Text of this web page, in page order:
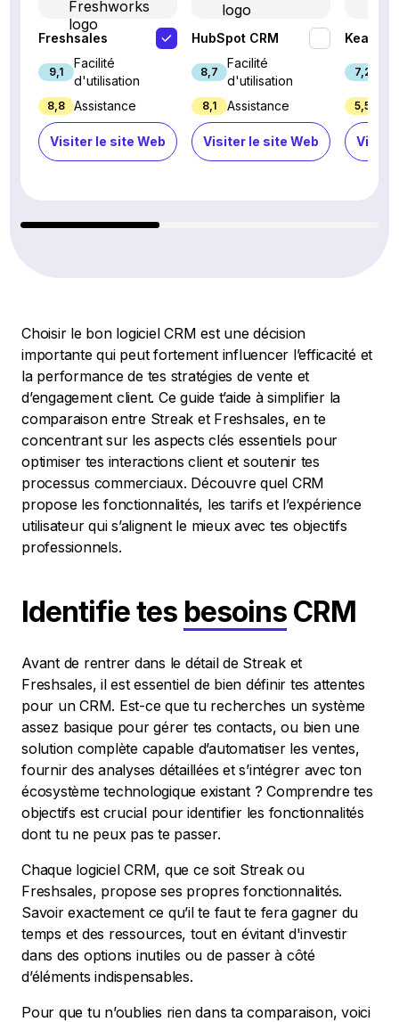
Freshsales
9,1
Facilité
d'utilisation
8,8 Assistance
Visiter le site Web
HubSpot CRM
8,7
Facilité
d'utilisation
8,1 Assistance
Visiter le site Web
Keap
7,2
5,5
Choisir le bon logiciel CRM est une décision
importante qui peut fortement influencer l’efficacité et
la performance de tes stratégies de vente et
d’engagement client. Ce guide t’aide à simplifier la
comparaison entre Streak et Freshsales, en te
concentrant sur les aspects clés essentiels pour
optimiser tes interactions client et soutenir tes
processus commerciaux. Découvre quel CRM
propose les fonctionnalités, les tarifs et l’expérience
utilisateur qui s’alignent le mieux avec tes objectifs
professionnels.
Identifie tes besoins CRM
Avant de rentrer dans le détail de Streak et
Freshsales, il est essentiel de bien définir tes attentes
pour un CRM. Est-ce que tu recherches un système
assez basique pour gérer tes contacts, ou bien une
solution complète capable d’automatiser les ventes,
fournir des analyses détaillées et s’intégrer avec ton
écosystème technologique existant ? Comprendre tes
objectifs est crucial pour identifier les fonctionnalités
dont tu ne peux pas te passer.
Chaque logiciel CRM, que ce soit Streak ou
Freshsales, propose ses propres fonctionnalités.
Savoir exactement ce qu’il te faut te fera gagner du
temps et des ressources, tout en évitant d'investir
dans des options inutiles ou de passer à côté
d’éléments indispensables.
Pour que tu n’oublies rien dans ta comparaison, voici